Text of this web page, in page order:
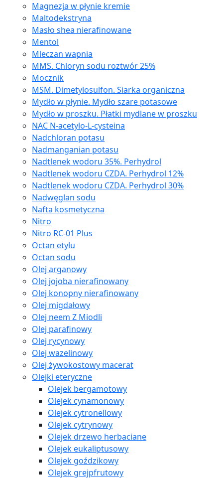
Magnezja w płynie kremie
Maltodekstryna
Masło shea nierafinowane
Mentol
Mleczan wapnia
MMS. Chloryn sodu roztwór 25%
Mocznik
MSM. Dimetylosulfon. Siarka organiczna
Mydło w płynie. Mydło szare potasowe
Mydło w proszku. Płatki mydlane w proszku
NAC N-acetylo-L-cysteina
Nadchloran potasu
Nadmanganian potasu
Nadtlenek wodoru 35%. Perhydrol
Nadtlenek wodoru CZDA. Perhydrol 12%
Nadtlenek wodoru CZDA. Perhydrol 30%
Nadwęglan sodu
Nafta kosmetyczna
Nitro
Nitro RC-01 Plus
Octan etylu
Octan sodu
Olej arganowy
Olej jojoba nierafinowany
Olej konopny nierafinowany
Olej migdałowy
Olej neem Z Miodli
Olej parafinowy
Olej rycynowy
Olej wazelinowy
Olej żywokostowy macerat
Olejki eteryczne
Olejek bergamotowy
Olejek cynamonowy
Olejek cytronellowy
Olejek cytrynowy
Olejek drzewo herbaciane
Olejek eukaliptusowy
Olejek goździkowy
Olejek grejpfrutowy